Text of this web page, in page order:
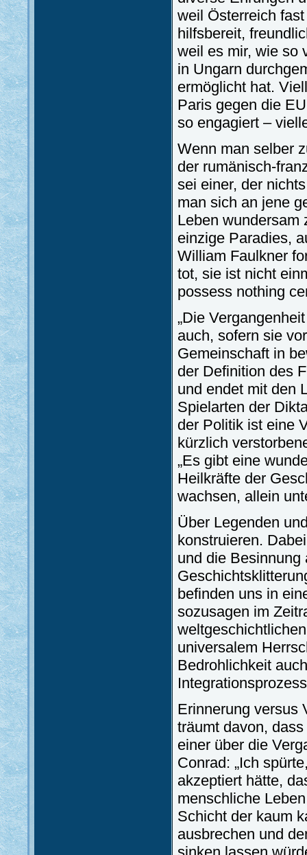
weil Österreich
hilfsbereit,
weil es mir, wie so
in Ungarn
ermöglicht hat.
Paris gegen die
so engagiert –
Wenn man selber
der rumänisch-
sei einer, der
man sich an jene
Leben wundersam
einzige Paradies,
William Faulkner
tot, sie ist nicht
possess nothing
„Die
auch, sofern sie
Gemeinschaft in
der Definition des
und endet mit den
Spielarten der
der Politik ist eine
kürzlich
„Es gibt eine
Heilkräfte der
wachsen, allein
Über Legenden
konstruieren.
und die Besinnung
befinden uns in
sozusagen im
universalem
Bedrohlichkeit
Erinnerung versus
träumt davon,
einer über die
Conrad: „Ich
akzeptiert hätte,
menschliche
Schicht der kaum
ausbrechen und